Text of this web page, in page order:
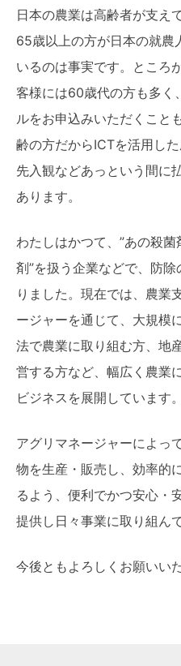
日本の農業は高齢者が支え
65歳以上の方が日本の就農
いるのは事実です。ところ
客様には60歳代の方も多く
ルをお申込みいただくこと
齢の方だからICTを活用し
先入観などあっという間に
あります。
わたしはかつて、”あの殺
剤”を扱う企業などで、防
りました。現在では、農業
ージャーを通じて、大規模
法で農業に取り組む方、地
営する方など、幅広く農業
ビジネスを展開しています。
アグリマネージャーによっ
物を生産・販売し、効率的
るよう、便利でかつ安心・
提供し日々事業に取り組ん
今後ともよろしくお願いい